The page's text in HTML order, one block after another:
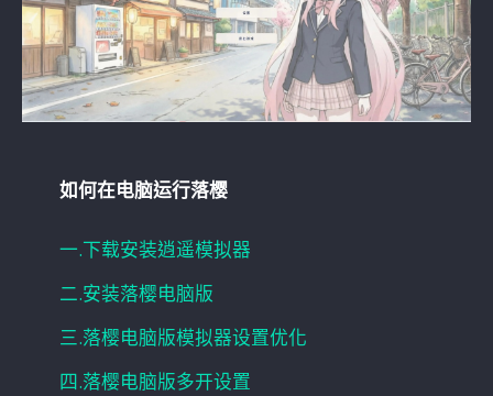
如何在电脑运行落樱
一.下载安装逍遥模拟器
二.安装落樱电脑版
三.落樱电脑版模拟器设置优化
四.落樱电脑版多开设置